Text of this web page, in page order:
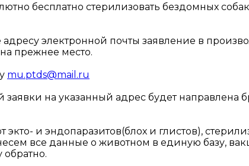
бесплатно стерилизовать бездомных
адресу электронной почты заявление в
прежнее место.
mu.ptds@mail.ru
на указанный адрес будет направлена
экто- и эндопаразитов(блох и глистов),
все данные о животном в единую базу,